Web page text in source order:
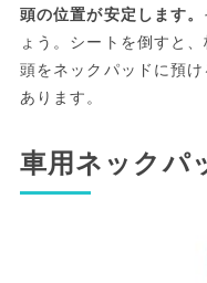
頭の位置が安定します。
ょう。シートを倒すと
頭をネックパッドに預
あります。
車用ネックパ